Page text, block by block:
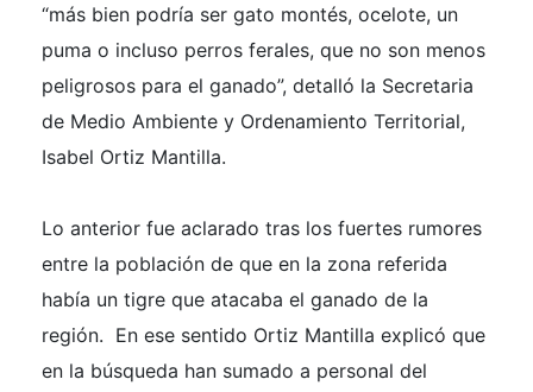
“más bien podría ser gato montés, ocelote, un
puma o incluso perros ferales, que no son menos
peligrosos para el ganado”, detalló la Secretaria
de Medio Ambiente y Ordenamiento Territorial,
Isabel Ortiz Mantilla.
Lo anterior fue aclarado tras los fuertes rumores
entre la población de que en la zona referida
había un tigre que atacaba el ganado de la
región. En ese sentido Ortiz Mantilla explicó que
en la búsqueda han sumado a personal del